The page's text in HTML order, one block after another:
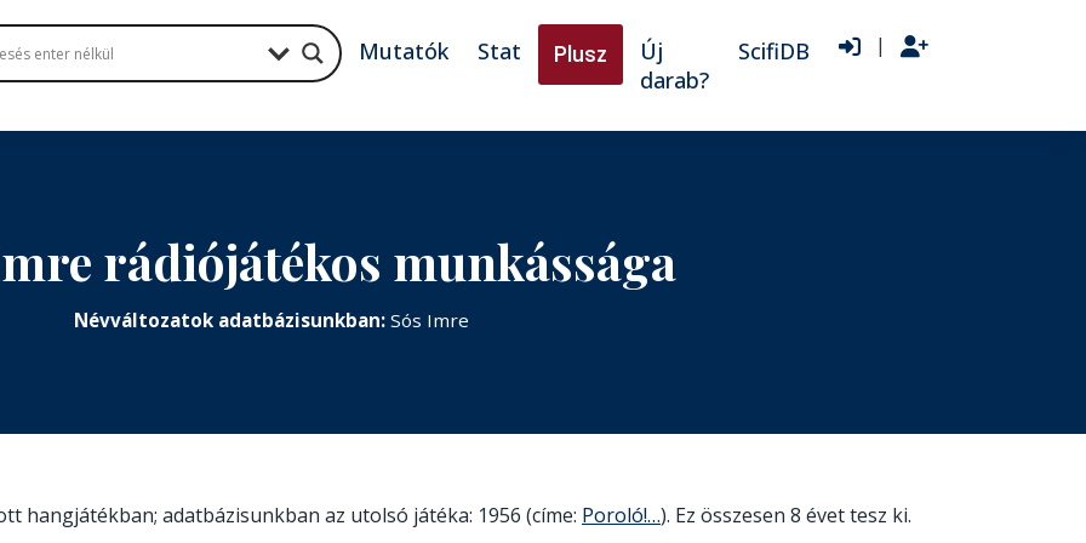
Mutatók Stat Plusz
Új
darab?
ScifiDB |
rádiójátékos munkássága
Névváltozatok adatbázisunkban: Sós Imre
hangjátékban; adatbázisunkban az utolsó játéka: 1956 (címe: Poroló!…). Ez összesen 8 évet tesz ki.